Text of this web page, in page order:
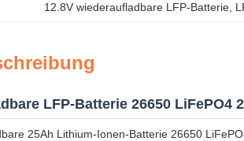
12.8V wiederaufladbare LFP-Batterie
LFP-Batterie 26650 LiFePO4
25Ah Lithium-Ionen-Batterie 26650